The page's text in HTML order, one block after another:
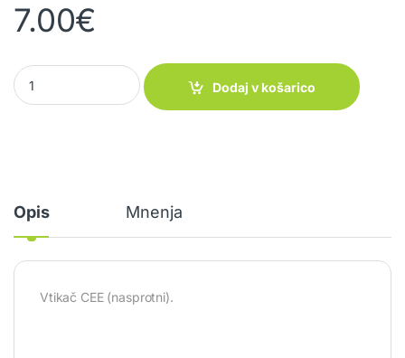
7.00€
Vtikač Coupler CEE 16A-230V quantity
Dodaj v košarico
Opis Mnenja
Vtikač CEE (nasprotni).